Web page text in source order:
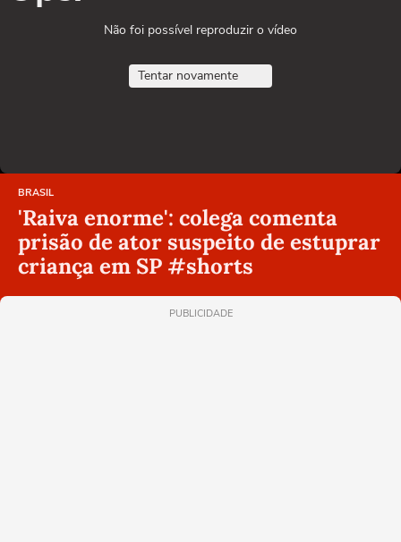
Não foi possível reproduzir o vídeo
Tentar novamente
BRASIL
'Raiva enorme': colega comenta
prisão de ator suspeito de estuprar
criança em SP #shorts
PUBLICIDADE